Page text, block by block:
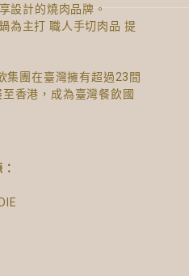
設計的燒肉品牌。
為主打 職人手切肉品 提
集團在臺灣擁有超過23間
香港，成為臺灣餐飲國